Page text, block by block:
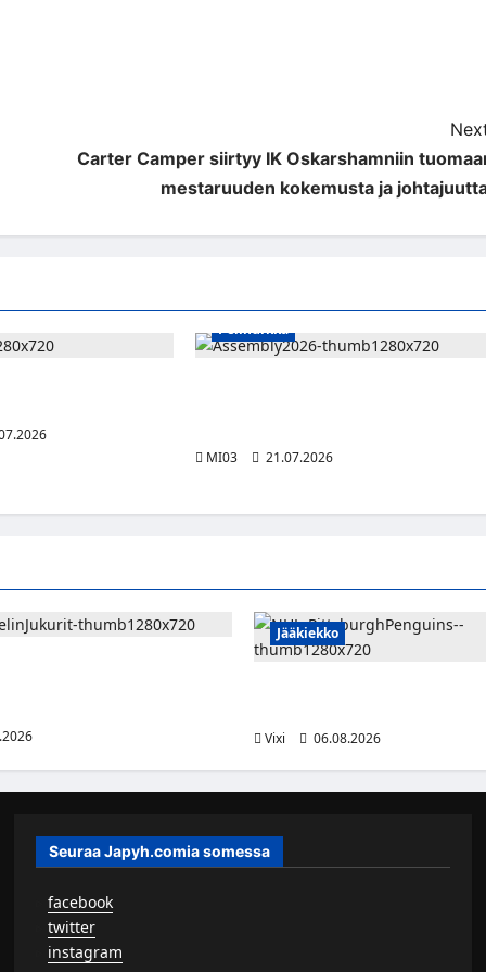
Carter Camper siirtyy IK Oskarshamniin
mestaruuden kokemusta ja
Pelinurkka
MI03
21.07.2026
Jääkiekko
Vixi
06.08.2026
Seuraa Japyh.comia somessa
▹facebook
▹twitter
instagram